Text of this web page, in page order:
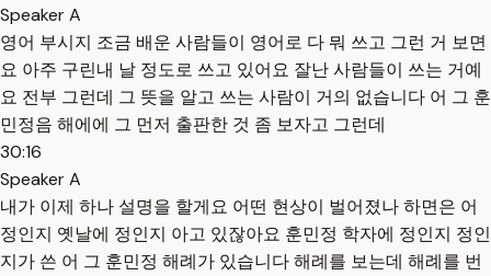
Speaker A
영어 부시지 조금 배운 사람들이 영어로 다 뭐 쓰고 그런 거 보면
요 아주 구린내 날 정도로 쓰고 있어요 잘난 사람들이 쓰는 거예
요 전부 그런데 그 뜻을 알고 쓰는 사람이 거의 없습니다 어 그 훈
민정음 해에에 그 먼저 출판한 것 좀 보자고 그런데
30:16
Speaker A
내가 이제 하나 설명을 할게요 어떤 현상이 벌어졌나 하면은 어
정인지 옛날에 정인지 아고 있잖아요 훈민정 학자에 정인지 정인
지가 쓴 어 그 훈민정 해례가 있습니다 해례를 보는데 해례를 번